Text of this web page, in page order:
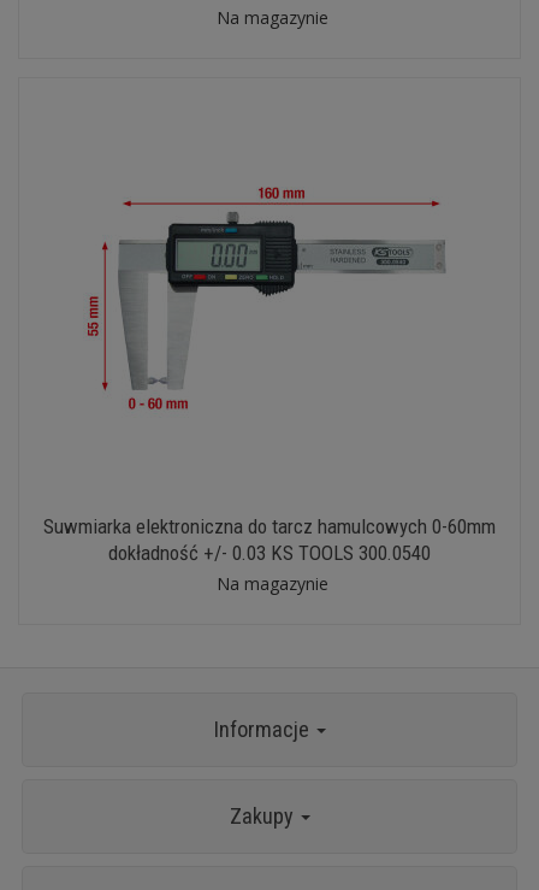
Na magazynie
Suwmiarka elektroniczna do tarcz hamulcowych 0-60mm
dokładność +/- 0.03 KS TOOLS 300.0540
Na magazynie
Informacje
Zakupy